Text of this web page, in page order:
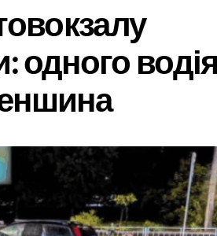
одного водія